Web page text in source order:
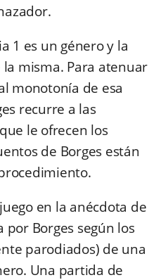
1 es un género y la
misma. Para atenuar
monotonía de esa
recurre a las
le ofrecen los
de Borges están
en la anécdota de
por Borges según los
parodiados) de una
Una partida de